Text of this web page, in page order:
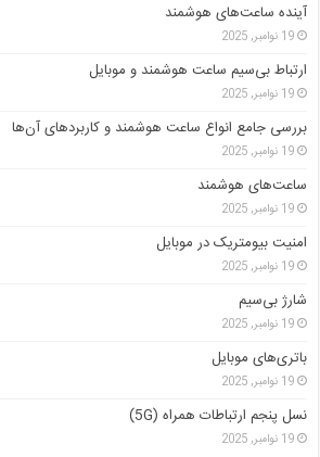
آینده ساعت‌های هوشمند
19 نوامبر, 2025
ارتباط بی‌سیم ساعت هوشمند و موبایل
19 نوامبر, 2025
بررسی جامع انواع ساعت هوشمند و کاربردهای آن‌ها
19 نوامبر, 2025
ساعت‌های هوشمند
19 نوامبر, 2025
امنیت بیومتریک در موبایل
19 نوامبر, 2025
شارژ بی‌سیم
19 نوامبر, 2025
باتری‌های موبایل
19 نوامبر, 2025
نسل پنجم ارتباطات همراه (5G)
19 نوامبر, 2025